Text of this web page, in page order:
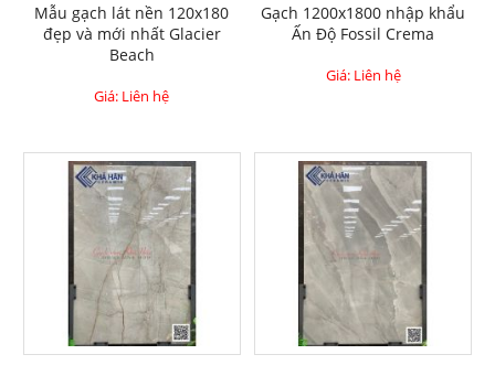
Mẫu gạch lát nền 120x180
đẹp và mới nhất Glacier
Beach
Giá: Liên hệ
Gạch 1200x1800 nhập khẩu
Ấn Độ Fossil Crema
Giá: Liên hệ